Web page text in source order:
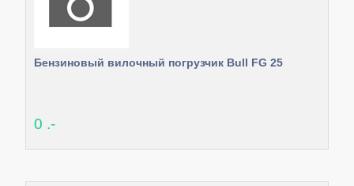
Бензиновый вилочный погрузчик Bull FG 25
0 .-